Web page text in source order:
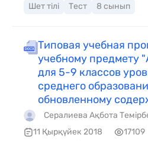
Шет тілі Тест 8 сынып
Типовая учебная
учебному предмету
для 5-9 классов
среднего
обновленному
Сералиева Ақбота
11 Қырқүйек 2018
17109